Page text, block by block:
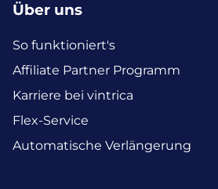
Über uns
So funktioniert's
Affiliate Partner Programm
Karriere bei vintrica
Flex-Service
Automatische Verlängerung